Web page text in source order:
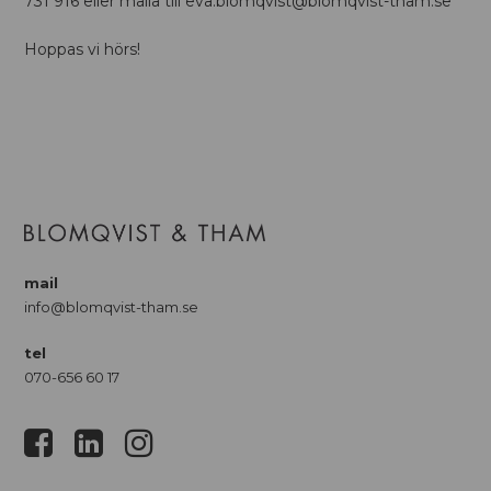
Hoppas vi hörs!
mail
info@blomqvist-tham.se
tel
070-656 60 17